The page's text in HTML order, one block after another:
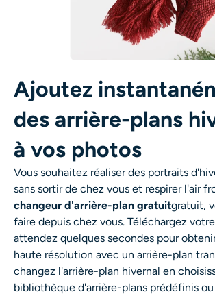
Ajoutez
des arrière-plans
à vos photos
Vous souhaitez réaliser des portraits
sans sortir de chez vous et respirer l'air
changeur d'arrière-plan gratuitgratuit,
faire depuis chez vous. Téléchargez
attendez quelques secondes pour
haute résolution avec un arrière-plan
changez l'arrière-plan hivernal en
bibliothèque d'arrière-plans prédéfinis